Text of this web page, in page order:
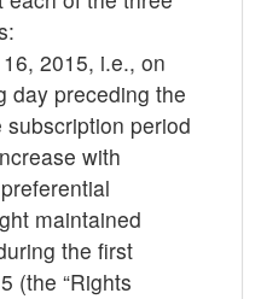
2015, i.e., on
day preceding the
period
with
maintained
the first
(the “Rights